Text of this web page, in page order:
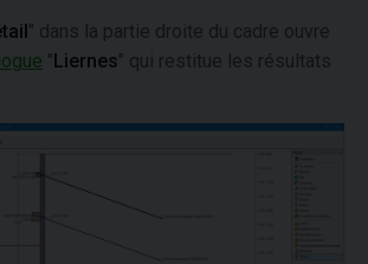
" dans la partie droite du cadre ouvre
"Liernes" qui restitue les résultats